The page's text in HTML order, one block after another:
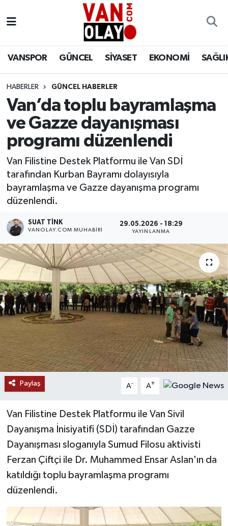
VANSPOR GÜNCEL SİYASET EKONOMİ
HABERLER GÜNCEL HABERLER
Van’da toplu bayramlaşma
ve Gazze dayanışması
programı düzenlendi
Van Filistine Destek Platformu ile Van SDİ
tarafından Kurban Bayramı dolayısıyla
bayramlaşma ve Gazze dayanışma programı
düzenlendi.
SUAT TINK
VANOLAY.COM MUHABIRI
29.05.2026 - 18:29
YAYINLANMA
Paylaş A- A+
Van Filistine Destek Platformu ile Van Sivil
Dayanışma İnisiyatifi (SDİ) tarafından Gazze
Dayanışması sloganıyla Sumud Filosu aktivisti
Ferzan Çiftçi ile Dr. Muhammed Ensar Aslan'ın da
katıldığı toplu bayramlaşma programı
düzenlendi.
Siyaset
Ekonomi
Sağlık
Bilim & Teknoloji
Dünya
RESMİ İLANLAR
Van Nöbetçi Eczaneler
Van Namaz Vakitleri
Van Trafik Yoğunluk Haritası
Süper Lig Puan Durumu ve Fikstür
Son Dakika Haberleri
Haber Arşivi